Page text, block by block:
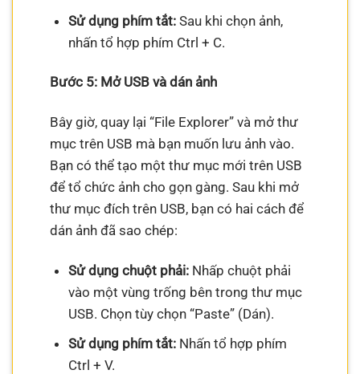
Sử dụng phím tắt:Sau khi chọn ảnh,
nhấn tổ hợp phím Ctrl + C.
Bước 5: Mở USB và dán ảnh
Bây giờ, quay lại “File Explorer” và mở thư
mục trên USB mà bạn muốn lưu ảnh vào.
Bạn có thể tạo một thư mục mới trên USB
để tổ chức ảnh cho gọn gàng. Sau khi mở
thư mục đích trên USB, bạn có hai cách để
dán ảnh đã sao chép:
Sử dụng chuột phải:Nhấp chuột phải
vào một vùng trống bên trong thư mục
USB. Chọn tùy chọn “Paste” (Dán).
Sử dụng phím tắt:Nhấn tổ hợp phím
Ctrl + V.